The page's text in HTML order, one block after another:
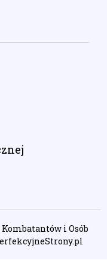
i Osób